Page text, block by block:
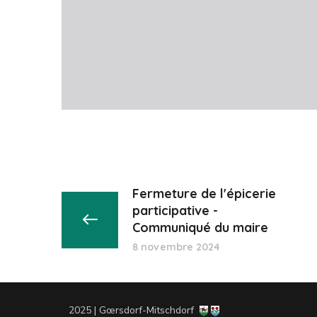
Fermeture de l'épicerie
participative -
Communiqué du maire
8 novembre 2024
2025 | Gœrsdorf-Mitschdorf